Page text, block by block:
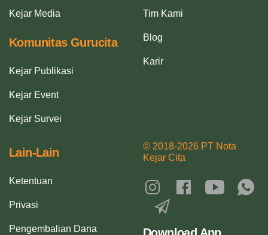
Kejar Media
Komunitas Gurucita
Kejar Publikasi
Kejar Event
Kejar Survei
Tim Kami
Blog
Karir
Lain-Lain
Ketentuan
Privasi
Pengembalian Dana
© 2018-2026 PT Nota
Kejar Cita